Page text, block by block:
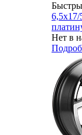
Нет в